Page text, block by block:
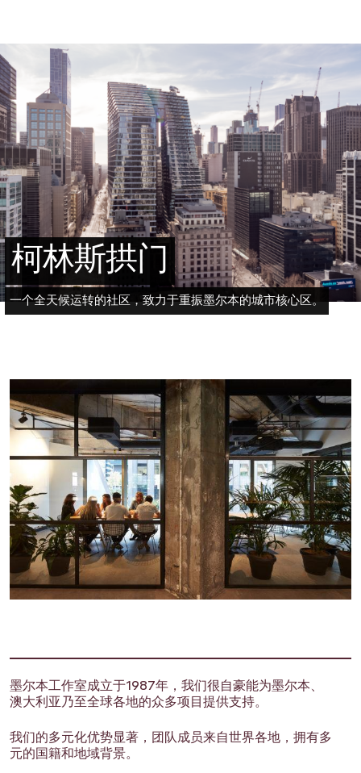
柯林斯拱门
一个全天候运转的社区，致力于重振墨尔本的城市核心区。
墨尔本工作室成立于1987年，我们很自豪能为墨尔本、
澳大利亚乃至全球各地的众多项目提供支持。
我们的多元化优势显著，团队成员来自世界各地，拥有多
元的国籍和地域背景。